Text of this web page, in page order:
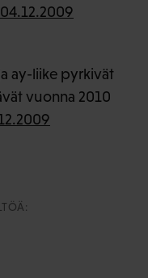
ay-liike pyrkivät
vuonna 2010